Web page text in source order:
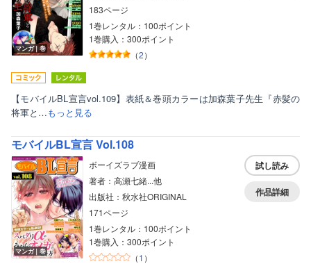
マンガ｜巻
183ページ
1巻レンタル：100ポイント
1巻購入：300ポイント
（2）
【モバイルBL宣言vol.109】表紙＆巻頭カラーは加森葉子先生『赤髪の
将軍と…もっと見る
モバイルBL宣言 Vol.108
マンガ｜巻
ボーイズラブ漫画
著者：高瀬七緒...他
出版社：秋水社ORIGINAL
171ページ
1巻レンタル：100ポイント
1巻購入：300ポイント
（1 ）
試し読み
作品詳細